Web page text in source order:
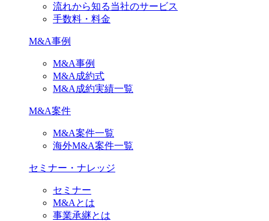
流れから知る当社のサービス
手数料・料金
M&A事例
M&A事例
M&A成約式
M&A成約実績一覧
M&A案件
M&A案件一覧
海外M&A案件一覧
セミナー・ナレッジ
セミナー
M&Aとは
事業承継とは